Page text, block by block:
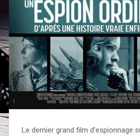
Le dernier grand film d’espionnage